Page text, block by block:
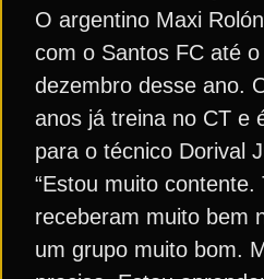
O argentino Maxi
com o Santos FC até
dezembro desse ano.
anos já treina no CT e
para o técnico Dorival
“Estou muito contente.
receberam muito bem
um grupo muito bom.